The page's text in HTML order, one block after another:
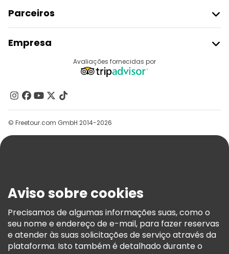
Parceiros
Registo Do Fornecedor
Programa De Afiliados
Empresa
Contacte-Nos
Grupos
Ajuda
Termos E Informações Legais
Política De Cookies
Freetour Prémios
Programa De Fidelidade
Avaliações fornecidas por
© Freetour.com GmbH 2014-2026
Aviso sobre cookies
Precisamos de algumas informações suas, como o
seu nome e endereço de e-mail, para fazer reservas
e atender às suas solicitações de serviço através da
plataforma. Isto também é detalhado durante o